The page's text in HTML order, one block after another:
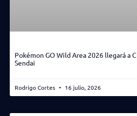
Pokémon GO Wild Area 2026 llegará a
Sendai
Rodrigo Cortes 16 julio, 2026